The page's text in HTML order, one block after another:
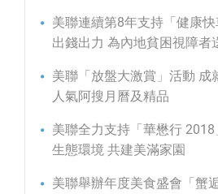
美聯連續第8年支持「健康
出錢出力 為內地貧困視障者
美聯「放盤大激賞」活動 成
人氣阿搜月曆及精品
美聯全力支持「華懋行
生態環境 共建美滿家園
美聯舉辦年度美食盛會「蟹